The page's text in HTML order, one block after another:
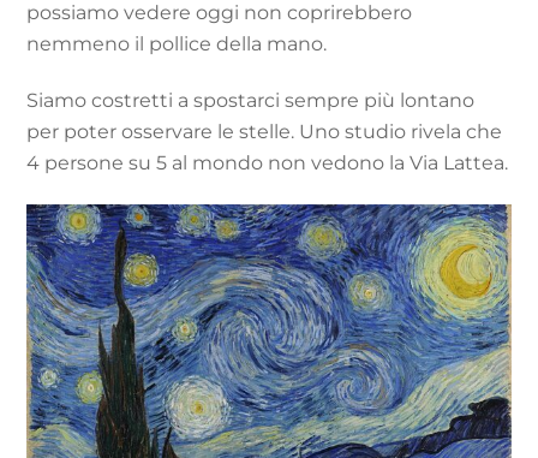
possiamo vedere oggi non coprirebbero
nemmeno il pollice della mano.
Siamo costretti a spostarci sempre più lontano
per poter osservare le stelle. Uno studio rivela che
4 persone su 5 al mondo non vedono la Via Lattea.